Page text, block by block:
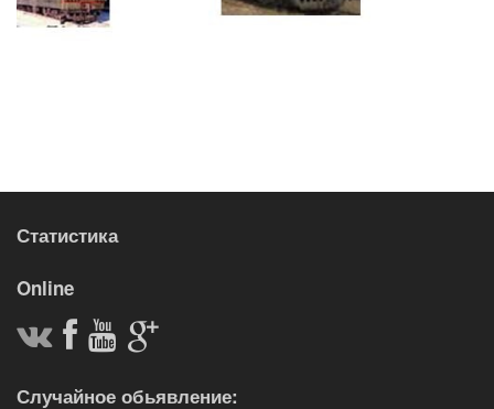
Статистика
Online
Случайное обьявление: